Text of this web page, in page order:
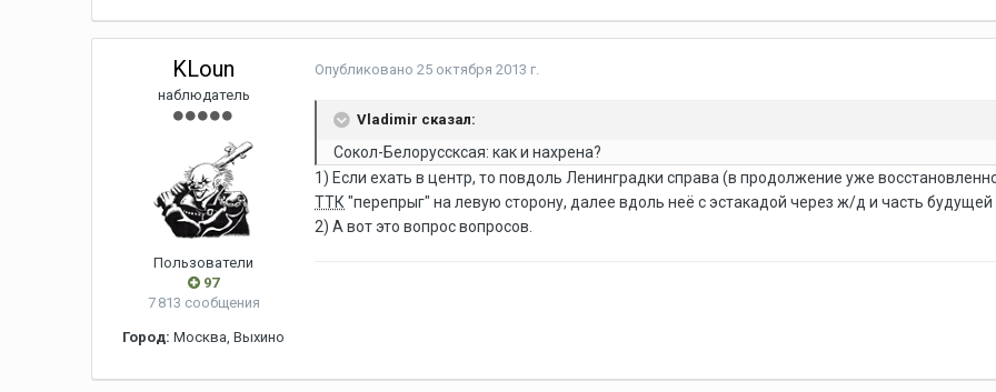
KLoun
наблюдатель
Пользователи
97
7 813 сообщения
Город: Москва, Выхино
Опубликовано25 октября 2013 г.
Vladimir сказал:
Сокол-Белоруссксая: как и нахрена?
1) Если ехать в центр, то повдоль Ленинградки справа (в продолжение уже
ТТК "перепрыг" на левую сторону, далее вдоль неё с эстакадой через ж/д и часть
2) А вот это вопрос вопросов.